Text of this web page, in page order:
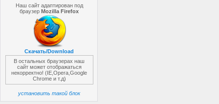
Наш сайт адаптирован под
браузерMozilla Firefox
Скачать/Download
В остальных браузерах наш
сайт может отображаться
некорректно! (IE,Opera,Google
Chrome и т.д)
установить такой блок